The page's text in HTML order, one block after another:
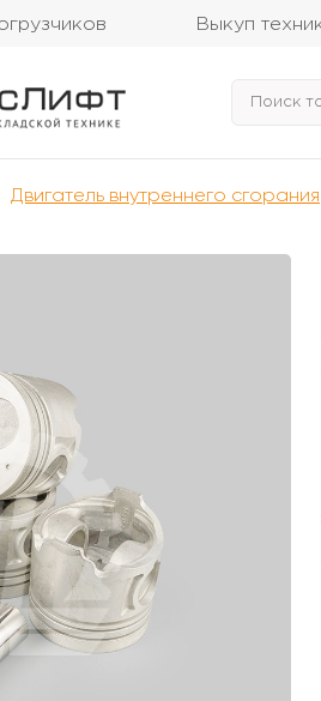
Выкуп
Двигатель внутреннего сгорания